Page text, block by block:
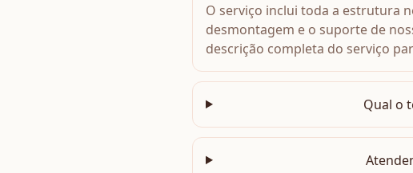
O serviço inclui toda a estrutura
desmontagem e o suporte de
descrição completa do serviço
Qual o